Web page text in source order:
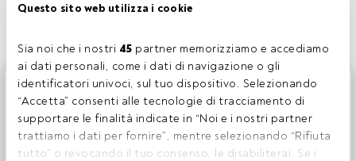
Questo sito web utilizza i cookie
Sia noi che i nostri 45 partner memorizziamo e accediamo
ai dati personali, come i dati di navigazione o gli
identificatori univoci, sul tuo dispositivo. Selezionando
“Accetta” consenti alle tecnologie di tracciamento di
supportare le finalità indicate in “Noi e i nostri partner
trattiamo i dati per fornire”, mentre selezionando “Rifiuta
tutto” o revocando il tuo consenso, le disabiliterai. Se i
Questo è un articolo riservato agli utenti FundsPeople. Se
sei già registrato, accedi tramite il pulsante Login. Se non
hai ancora un account, ti invitiamo a registrarti per scoprire
tutti i contenuti che FundsPeople ha da offrire.